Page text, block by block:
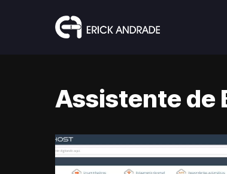
Assistente de